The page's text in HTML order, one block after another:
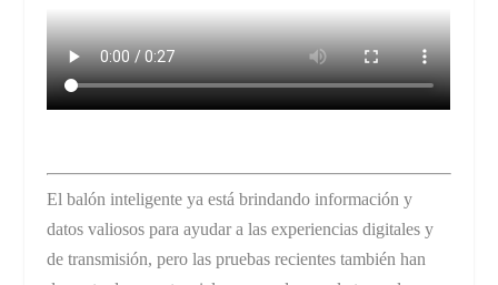
El balón inteligente ya está brindando información y
datos valiosos para ayudar a las experiencias digitales y
de transmisión, pero las pruebas recientes también han